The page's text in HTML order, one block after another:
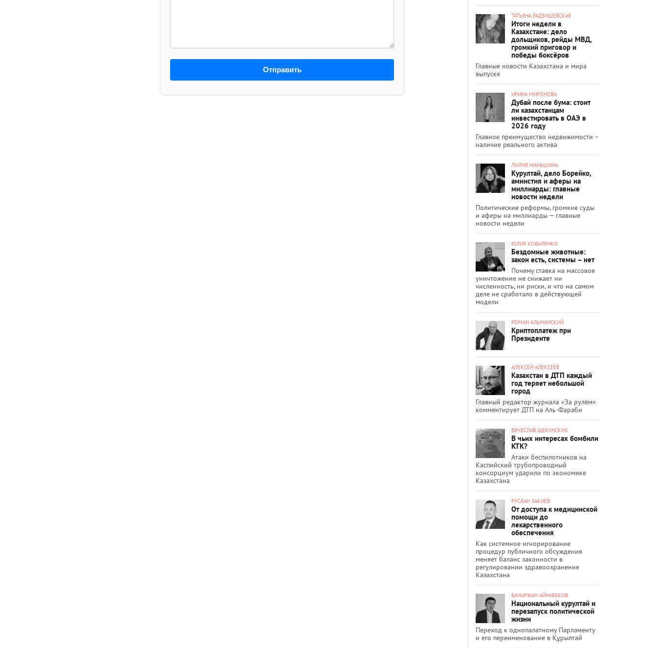
Отправить
ТАТЬЯНА РАДЗИШЕВСКАЯ
Итоги недели в
Казахстане: дело
дольщиков, рейды МВД,
громкий приговор и
победы боксёров
Главные новости Казахстана и мира
выпуске
ИРИНА МИРОНОВА
Дубай после бума: стоит
ли казахстанцам
инвестировать в ОАЭ в
2026 году
Главное преимущество недвижимости –
наличие реального актива
ЛИЛИЯ МАНЬШИНА
Курултай, дело Борейко,
амнистия и аферы на
миллиарды: главные
новости недели
Политические реформы, громкие суды
и аферы на миллиарды — главные
новости недели
ЮЛИЯ КОВАЛЕНКО
Бездомные животные:
закон есть, системы – нет
Почему ставка на массовое
уничтожение не снижает ни
численность, ни риски, и что на самом
деле не сработало в действующей
модели
РОМАН АЛЬМАНСКИЙ
Криптоплатеж при
Президенте
АЛЕКСЕЙ АЛЕКСЕЕВ
Казахстан в ДТП каждый
год теряет небольшой
город
Главный редактор журнала «За рулём»
комментирует ДТП на Аль-Фараби
ВЯЧЕСЛАВ ЩЕКУНСКИХ
В чьих интересах бомбили
КТК?
Атаки беспилотников на
Каспийский трубопроводный
консорциум ударили по экономике
Казахстана
РУСЛАН ЗАКИЕВ
От доступа к медицинской
помощи до
лекарственного
обеспечения
Как системное игнорирование
процедур публичного обсуждения
меняет баланс законности в
регулировании здравоохранения
Казахстана
БАУЫРЖАН АЙНАБЕКОВ
Национальный курултай и
перезапуск политической
жизни
Переход к однопалатному Парламенту
и его переименование в Құрылтай